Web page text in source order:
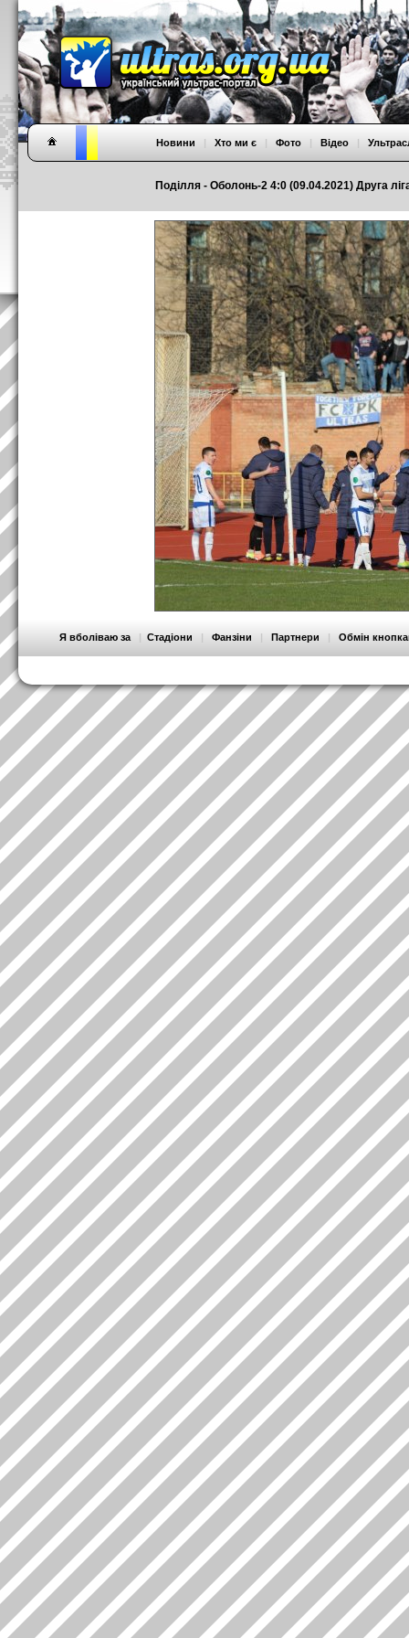
Поділля - Оболонь-2 4:0 (09.04.2021) Друга
Новини | Хто ми є | Фото | Відео |
Я вболіваю за | Стадіони | Фанзіни | Партнери | Обмін